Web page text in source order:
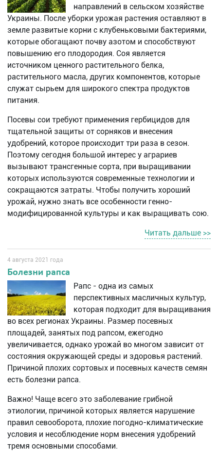
направлений в сельском хозяйстве
Украины. После уборки урожая растения оставляют в
земле развитые корни с клубеньковыми бактериями,
которые обогащают почву азотом и способствуют
повышению его плодородия. Соя является
источником ценного растительного белка,
растительного масла, других компонентов, которые
служат сырьем для широкого спектра продуктов
питания.
Посевы сои требуют применения гербицидов для
тщательной защиты от сорняков и внесения
удобрений, которое происходит три раза в сезон.
Поэтому сегодня большой интерес у аграриев
вызывают трансгенные сорта, при выращивании
которых используются современные технологии и
сокращаются затраты. Чтобы получить хороший
урожай, нужно знать все особенности генно-
модифицированной культуры и как выращивать сою.
Читать дальше >>
4 августа 2021 года
Болезни рапса
Рапс - одна из самых
перспективных масличных культур,
которая подходит для выращивания
во всех регионах Украины. Размер посевных
площадей, занятых под рапсом, ежегодно
увеличивается, однако урожай во многом зависит от
состояния окружающей среды и здоровья растений.
Причиной плохих сортовых и посевных качеств семян
есть болезни рапса.
Важно! Чаще всего это заболевание грибной
этиологии, причиной которых является нарушение
правил севооборота, плохие погодно-климатические
условия и несоблюдение норм внесения удобрений
тремя основными способами.